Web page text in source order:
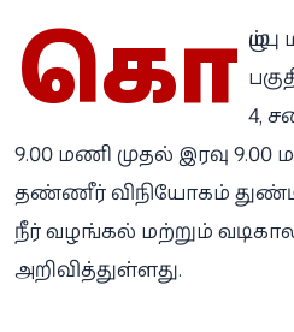
கொ 4,
9.00 மணி முதல் இரவு
தண்ணீர் விநியோகம்
நீர் வழங்கல் மற்றும்
அறிவித்துள்ளது.